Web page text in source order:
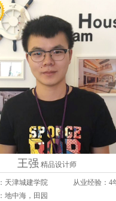
王强 精品设计师
天津城建学院 从业经验： 4
地中海，田园